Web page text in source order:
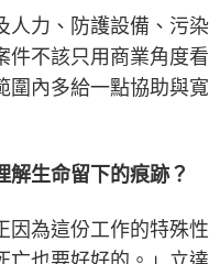
人力、防護設備、污
件不該只用商業角度
圍內多給一點協助與
生命留下的痕跡？
因為這份工作的特殊